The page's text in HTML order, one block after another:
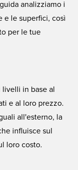
analizziamo i
e le superfici, così
per le tue
livelli in base al
e al loro prezzo.
all'esterno, la
influisce sul
loro costo.